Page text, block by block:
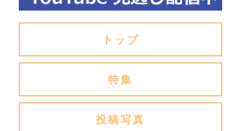
トップ
特集
投稿写真